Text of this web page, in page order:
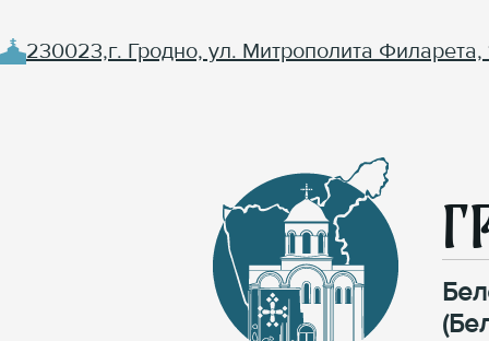
230023,г. Гродно, ул. Митрополита Филарета,